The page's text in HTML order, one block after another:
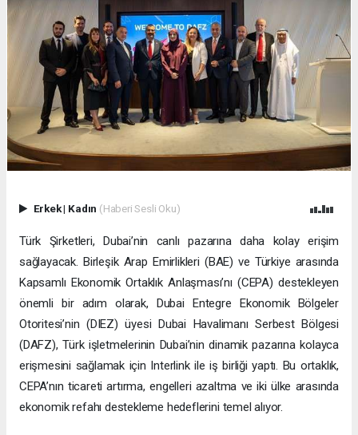
Erkek| Kadın (Haberi Sesli Oku)
Türk Şirketleri, Dubai’nin canlı pazarına daha kolay erişim
sağlayacak. Birleşik Arap Emirlikleri (BAE) ve Türkiye arasında
Kapsamlı Ekonomik Ortaklık Anlaşması’nı (CEPA) destekleyen
önemli bir adım olarak, Dubai Entegre Ekonomik Bölgeler
Otoritesi’nin (DIEZ) üyesi Dubai Havalimanı Serbest Bölgesi
(DAFZ), Türk işletmelerinin Dubai’nin dinamik pazarına kolayca
erişmesini sağlamak için Interlink ile iş birliği yaptı. Bu ortaklık,
CEPA’nın ticareti artırma, engelleri azaltma ve iki ülke arasında
ekonomik refahı destekleme hedeflerini temel alıyor.